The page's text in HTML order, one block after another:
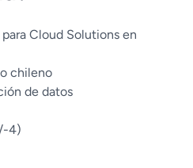
Cloud Solutions en
chileno
de datos
4)